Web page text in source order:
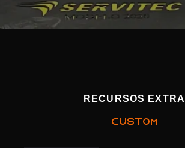
RECURSOS EXTRA
CUSTOM